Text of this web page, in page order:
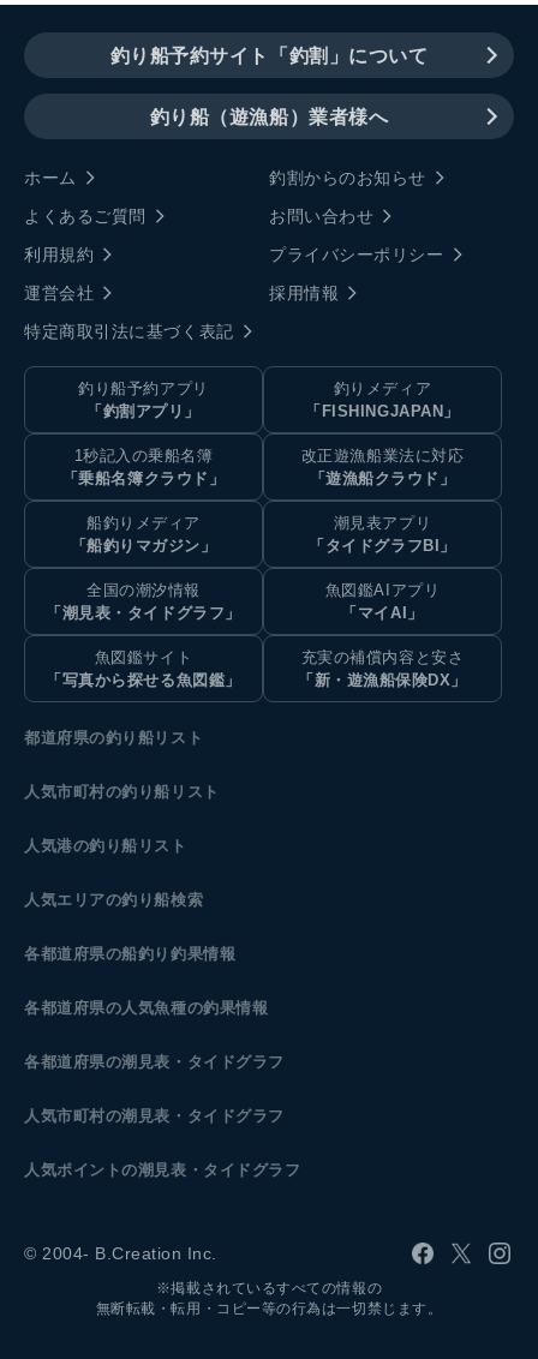
釣り船予約サイト「釣割」について
釣り船（遊漁船）業者様へ
ホーム
釣割からのお知らせ
よくあるご質問
お問い合わせ
利用規約
プライバシーポリシー
運営会社
採用情報
特定商取引法に基づく表記
釣り船予約アプリ
「釣割アプリ」
釣りメディア
「FISHINGJAPAN」
1秒記入の乗船名簿
「乗船名簿クラウド」
改正遊漁船業法に対応
「遊漁船クラウド」
船釣りメディア
「船釣りマガジン」
潮見表アプリ
「タイドグラフBI」
全国の潮汐情報
「潮見表・タイドグラフ」
魚図鑑AIアプリ
「マイAI」
魚図鑑サイト
「写真から探せる魚図鑑」
充実の補償内容と安さ
「新・遊漁船保険DX」
都道府県の釣り船リスト
人気市町村の釣り船リスト
人気港の釣り船リスト
人気エリアの釣り船検索
各都道府県の船釣り釣果情報
各都道府県の人気魚種の釣果情報
各都道府県の潮見表 ・タイドグラフ
人気市町村の潮見表・タイドグラフ
人気ポイントの潮見表・タイドグラフ
© 2004- B.Creation Inc.
※掲載されているすべての情報の
無断転載・転用・コピー等の行為は一切禁じます。